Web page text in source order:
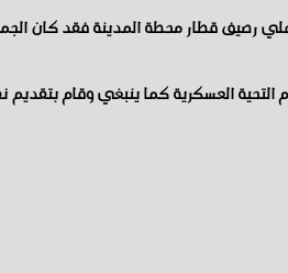
رصيف قطار محطة المدينة فقد كان
العسكرية كما ينبغي وقام